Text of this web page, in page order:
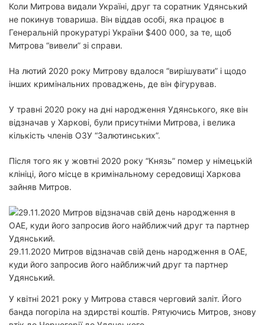
Коли Митрова видали Україні, друг та соратник Удянський
не покинув товариша. Він віддав особі, яка працює в
Генеральній прокуратурі України $400 000, за те, щоб
Митрова “вивели” зі справи.
На лютий 2020 року Митрову вдалося “вирішувати” і щодо
інших кримінальних проваджень, де він фігурував.
У травні 2020 року на дні народження Удянського, яке він
відзначав у Харкові, були присутніми Митрова, і велика
кількість членів ОЗУ “Залютинських”.
Після того як у жовтні 2020 року “Князь” помер у німецькій
клініці, його місце в кримінальному середовищі Харкова
зайняв Митров.
29.11.2020 Митров відзначав свій день народження в ОАЕ,
куди його запросив його найближчий друг та партнер
Удянський.
У квітні 2021 року у Митрова стався черговий заліт. Його
банда погоріла на здирстві коштів. Рятуючись Митров, знову